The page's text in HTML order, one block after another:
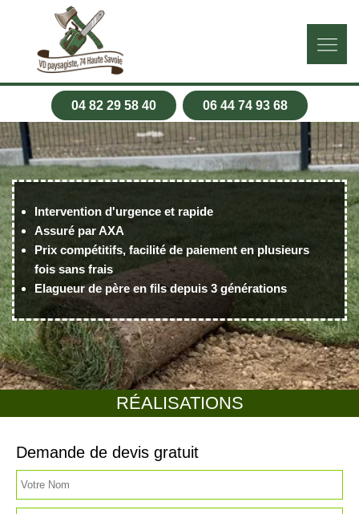
04 82 29 58 40 06 44 74 93 68
RÉALISATIONS
Intervention d'urgence et rapide
Assuré par AXA
Prix compétitifs, facilité de paiement en plusieurs
fois sans frais
Elagueur de père en fils depuis 3 générations
Demande de devis gratuit